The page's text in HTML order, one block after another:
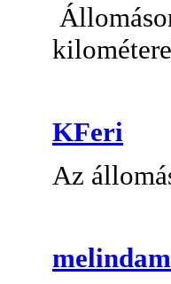
KFeri
Az